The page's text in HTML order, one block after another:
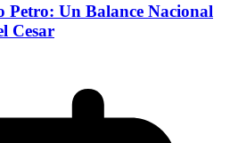
Petro: Un Balance Nacional
Cesar